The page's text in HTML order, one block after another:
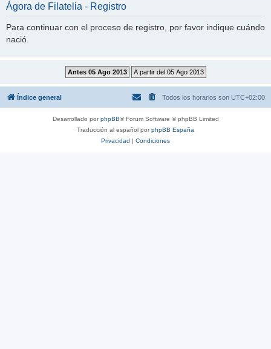
Ágora de Filatelia - Registro
Para continuar con el proceso de registro, por favor indique cuándo
nació.
Índice general Todos los horarios son UTC+02:00
Desarrollado porphpBB® Forum Software © phpBB Limited
Traducción al español porphpBB España
Privacidad
Condiciones